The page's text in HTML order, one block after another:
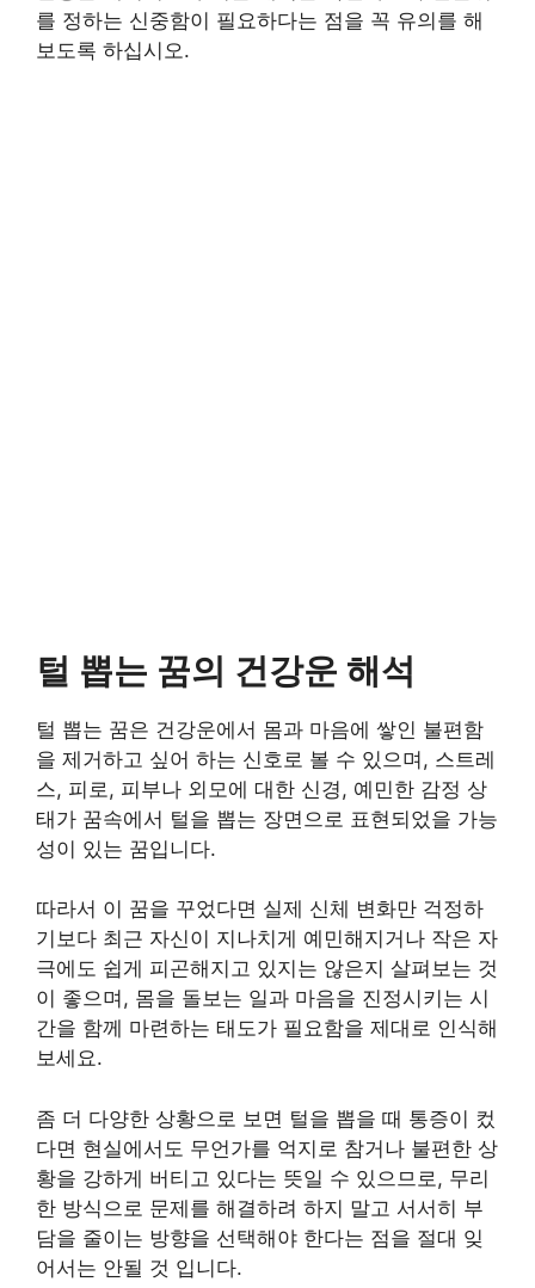
를 정하는 신중함이 필요하다는 점을 꼭 유의를 해
보도록 하십시오.
털 뽑는 꿈의 건강운 해석
털 뽑는 꿈은 건강운에서 몸과 마음에 쌓인 불편함
을 제거하고 싶어 하는 신호로 볼 수 있으며, 스트레
스, 피로, 피부나 외모에 대한 신경, 예민한 감정 상
태가 꿈속에서 털을 뽑는 장면으로 표현되었을 가능
성이 있는 꿈입니다.
따라서 이 꿈을 꾸었다면 실제 신체 변화만 걱정하
기보다 최근 자신이 지나치게 예민해지거나 작은 자
극에도 쉽게 피곤해지고 있지는 않은지 살펴보는 것
이 좋으며, 몸을 돌보는 일과 마음을 진정시키는 시
간을 함께 마련하는 태도가 필요함을 제대로 인식해
보세요.
좀 더 다양한 상황으로 보면 털을 뽑을 때 통증이 컸
다면 현실에서도 무언가를 억지로 참거나 불편한 상
황을 강하게 버티고 있다는 뜻일 수 있으므로, 무리
한 방식으로 문제를 해결하려 하지 말고 서서히 부
담을 줄이는 방향을 선택해야 한다는 점을 절대 잊
어서는 안될 것 입니다.